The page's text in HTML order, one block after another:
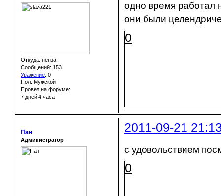
Откуда: пенза
Сообщений: 153
Уважение: 0
Пол: Мужской
Провел на форуме:
7 дней 4 часа
одно время работал
они были
0
2011-09-21
Пан
Администратор
с удовольствием
0